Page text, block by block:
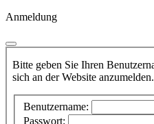
Anmeldung